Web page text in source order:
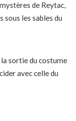
de Reytac,
sous les sables du
sortie du costume
avec celle du